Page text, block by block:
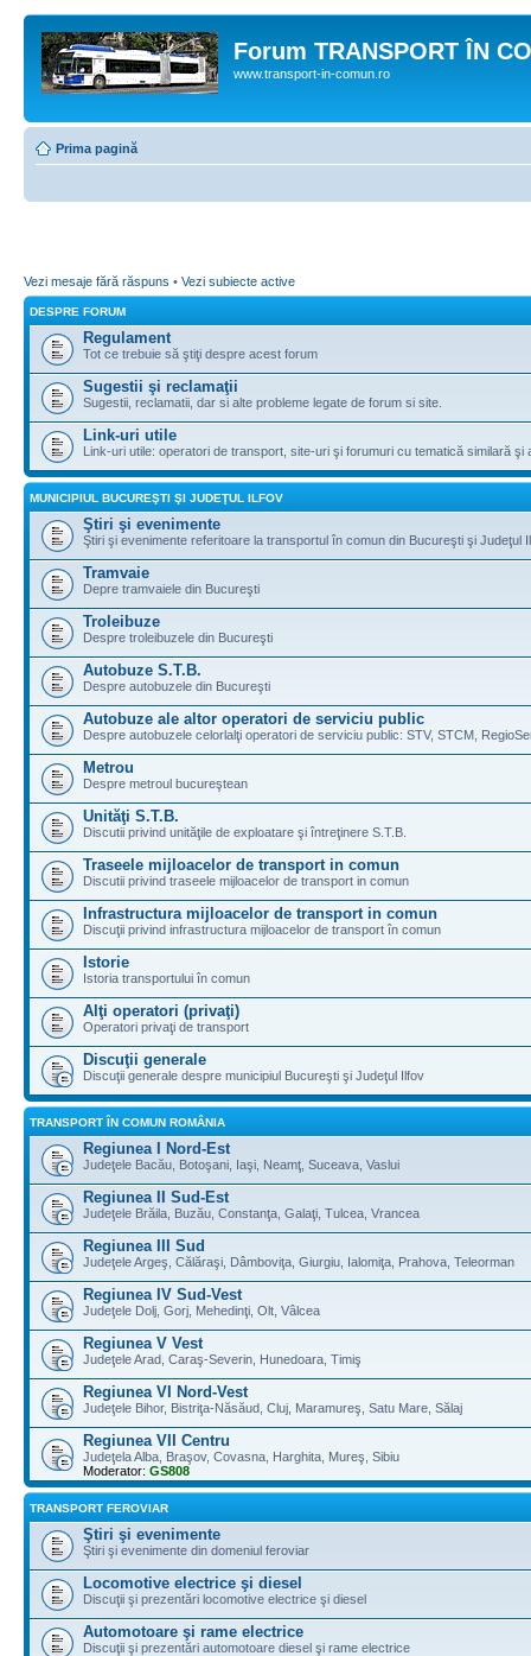
Forum TRANSPORT ÎN
www.transport-in-comun.ro
Prima pagină
Vezi mesaje fără răspuns • Vezi subiecte active
DESPRE FORUM
Regulament
Tot ce trebuie să ştiţi despre acest forum
Sugestii şi reclamaţii
Sugestii, reclamatii, dar si alte probleme legate de forum si site.
Link-uri utile
Link-uri utile: operatori de transport, site-uri şi forumuri cu tematică similară şi
MUNICIPIUL BUCUREŞTI ŞI JUDEŢUL ILFOV
Ştiri şi evenimente
Ştiri şi evenimente referitoare la transportul în comun din Bucureşti şi Judeţul
Tramvaie
Depre tramvaiele din Bucureşti
Troleibuze
Despre troleibuzele din Bucureşti
Autobuze S.T.B.
Despre autobuzele din Bucureşti
Autobuze ale altor operatori de serviciu public
Despre autobuzele celorlalţi operatori de serviciu public: STV, STCM,
Metrou
Despre metroul bucureştean
Unităţi S.T.B.
Discutii privind unităţile de exploatare şi întreţinere S.T.B.
Traseele mijloacelor de transport in comun
Discutii privind traseele mijloacelor de transport in comun
Infrastructura mijloacelor de transport in comun
Discuţii privind infrastructura mijloacelor de transport în comun
Istorie
Istoria transportului în comun
Alţi operatori (privaţi)
Operatori privaţi de transport
Discuţii generale
Discuţii generale despre municipiul Bucureşti şi Judeţul Ilfov
TRANSPORT ÎN COMUN ROMÂNIA
Regiunea I Nord-Est
Judeţele Bacău, Botoşani, Iaşi, Neamţ, Suceava, Vaslui
Regiunea II Sud-Est
Judeţele Brăila, Buzău, Constanţa, Galaţi, Tulcea, Vrancea
Regiunea III Sud
Judeţele Argeş, Călăraşi, Dâmboviţa, Giurgiu, Ialomiţa, Prahova, Teleorman
Regiunea IV Sud-Vest
Judeţele Dolj, Gorj, Mehedinţi, Olt, Vâlcea
Regiunea V Vest
Judeţele Arad, Caraş-Severin, Hunedoara, Timiş
Regiunea VI Nord-Vest
Judeţele Bihor, Bistriţa-Năsăud, Cluj, Maramureş, Satu Mare, Sălaj
Regiunea VII Centru
Judeţela Alba, Braşov, Covasna, Harghita, Mureş, Sibiu
Moderator: GS808
TRANSPORT FEROVIAR
Ştiri şi evenimente
Ştiri şi evenimente din domeniul feroviar
Locomotive electrice şi diesel
Discuţii şi prezentări locomotive electrice şi diesel
Automotoare şi rame electrice
Discuţii şi prezentări automotoare diesel şi rame electrice